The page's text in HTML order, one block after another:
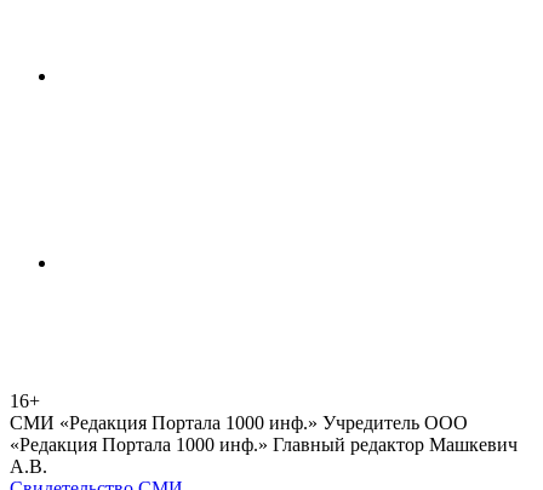
16+
СМИ «Редакция Портала 1000 инф.» Учредитель ООО
«Редакция Портала 1000 инф.» Главный редактор Машкевич
А.В.